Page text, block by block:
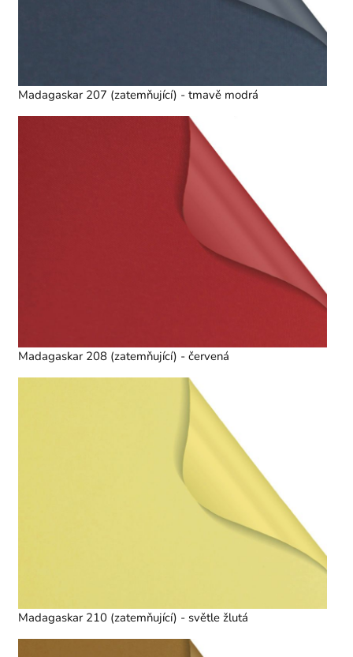
Madagaskar 207 (zatemňující) - tmavě modrá
Madagaskar 208 (zatemňující) - červená
Madagaskar 210 (zatemňující) - světle žlutá